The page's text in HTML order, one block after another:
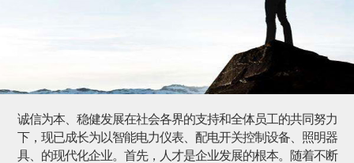
诚信为本、稳健发展在社会各界的支持和全体员工的共同努力
下，现已成长为以智能电力仪表、配电开关控制设备、照明器
具、的现代化企业。首先，人才是企业发展的根本。随着不断